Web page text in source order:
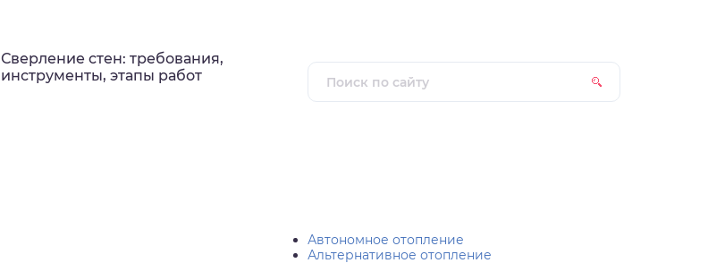
Сверление стен: требования,
инструменты, этапы работ
Автономное отопление
Альтернативное отопление